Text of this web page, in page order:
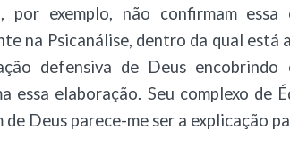
por exemplo, não confirmam
na Psicanálise, dentro da qual está
defensiva de Deus
essa elaboração. Seu complexo de
de Deus parece-me ser a explicação